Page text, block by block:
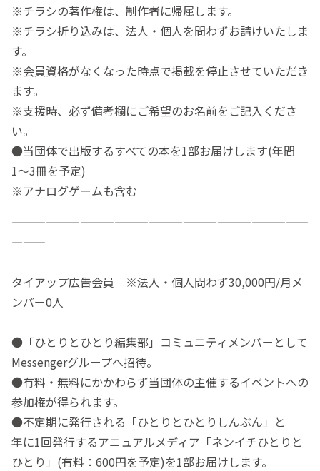
※チラシの著作権は、制作者に帰属します。
※チラシ折り込みは、法人・個人を問わずお請けいたしま
す。
※会員資格がなくなった時点で掲載を停止させていただき
ます。
※支援時、必ず備考欄にご希望のお名前をご記入くださ
い。
●当団体で出版するすべての本を1部お届けします(年間
1〜3冊を予定)
※アナログゲームも含む
——————————————————————————
———
タイアップ広告会員 ※法人・個人問わず30,000円/月メ
ンバー0人
●「ひとりとひとり編集部」コミュニティメンバーとして
Messengerグループへ招待。
●有料・無料にかかわらず当団体の主催するイベントへの
参加権が得られます。
●不定期に発行される「ひとりとひとりしんぶん」と
年に1回発行するアニュアルメディア「ネンイチひとりと
ひとり」(有料：600円を予定)を1部お届けします。